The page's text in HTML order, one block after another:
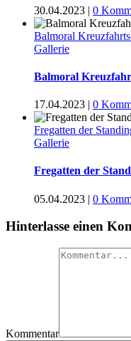
30.04.2023 | 0
Balmoral
Gallerie
Balmoral
17.04.2023 | 0
Fregatten der
Gallerie
Fregatten der
05.04.2023 | 0
Hinterlasse einen
Kommentar